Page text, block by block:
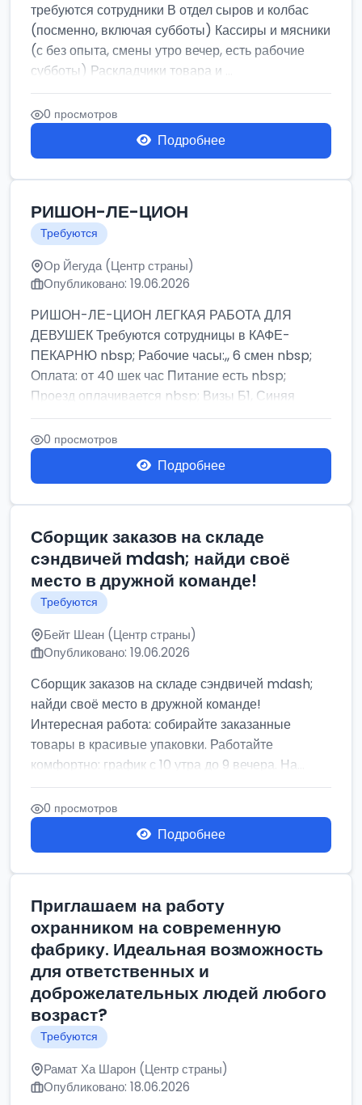
требуются сотрудники В отдел сыров и колбас
(посменно, включая субботы) Кассиры и мясники
(с без опыта, смены утро вечер, есть рабочие
субботы) Раскладчики товара и ...
0 просмотров
Подробнее
РИШОН-ЛЕ-ЦИОН
Требуются
Ор Йегуда (Центр страны)
Опубликовано: 19.06.2026
РИШОН-ЛЕ-ЦИОН ЛЕГКАЯ РАБОТА ДЛЯ
ДЕВУШЕК Требуются сотрудницы в КАФЕ-
ПЕКАРНЮ nbsp; Рабочие часы:,, 6 смен nbsp;
Оплата: от 40 шек час Питание есть nbsp;
Проезд оплачивается nbsp; Визы Б1, Синяя
бумага,...
0 просмотров
Подробнее
Сборщик заказов на складе
сэндвичей mdash; найди своё
место в дружной команде!
Требуются
Бейт Шеан (Центр страны)
Опубликовано: 19.06.2026
Сборщик заказов на складе сэндвичей mdash;
найди своё место в дружной команде!
Интересная работа: собирайте заказанные
товары в красивые упаковки. Работайте
комфортно: график с 10 утра до 9 вечера. На...
0 просмотров
Подробнее
Приглашаем на работу
охранником на современную
фабрику. Идеальная возможность
для ответственных и
доброжелательных людей любого
возраст?
Требуются
Рамат Ха Шарон (Центр страны)
Опубликовано: 18.06.2026